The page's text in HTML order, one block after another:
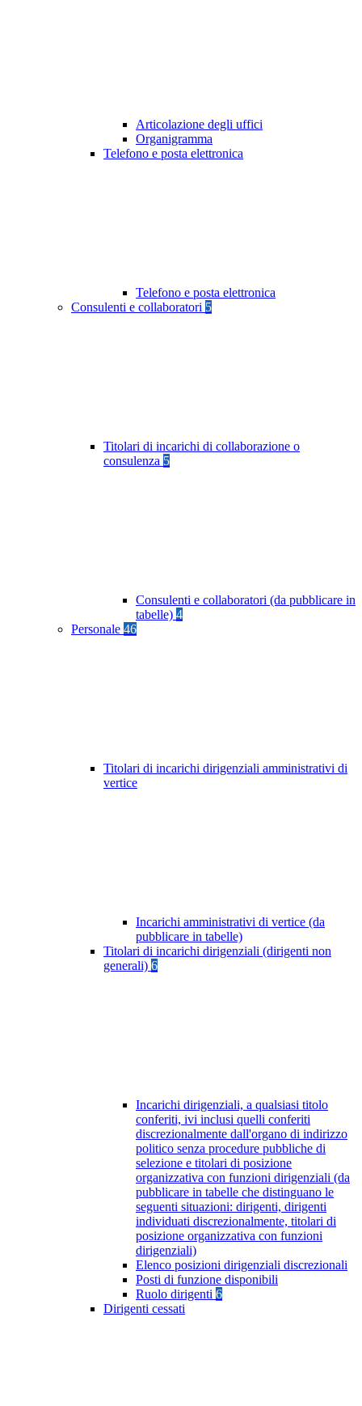
Articolazione degli uffici
Organigramma
Telefono e posta elettronica
Telefono e posta elettronica
Consulenti e collaboratori 5
Titolari di incarichi di collaborazione o
consulenza 5
Consulenti e collaboratori (da pubblicare in
tabelle) 4
Personale 46
Titolari di incarichi dirigenziali amministrativi di
vertice
Incarichi amministrativi di vertice (da
pubblicare in tabelle)
Titolari di incarichi dirigenziali (dirigenti non
generali) 6
Incarichi dirigenziali, a qualsiasi titolo
conferiti, ivi inclusi quelli conferiti
discrezionalmente dall'organo di indirizzo
politico senza procedure pubbliche di
selezione e titolari di posizione
organizzativa con funzioni dirigenziali (da
pubblicare in tabelle che distinguano le
seguenti situazioni: dirigenti, dirigenti
individuati discrezionalmente, titolari di
posizione organizzativa con funzioni
dirigenziali)
Elenco posizioni dirigenziali discrezionali
Posti di funzione disponibili
Ruolo dirigenti 6
Dirigenti cessati